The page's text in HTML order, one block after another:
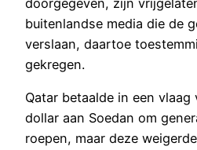
doorgegeven, zijn
buitenlandse media die de
verslaan, daartoe
gekregen.
Qatar betaalde in een
dollar aan Soedan om
roepen, maar deze